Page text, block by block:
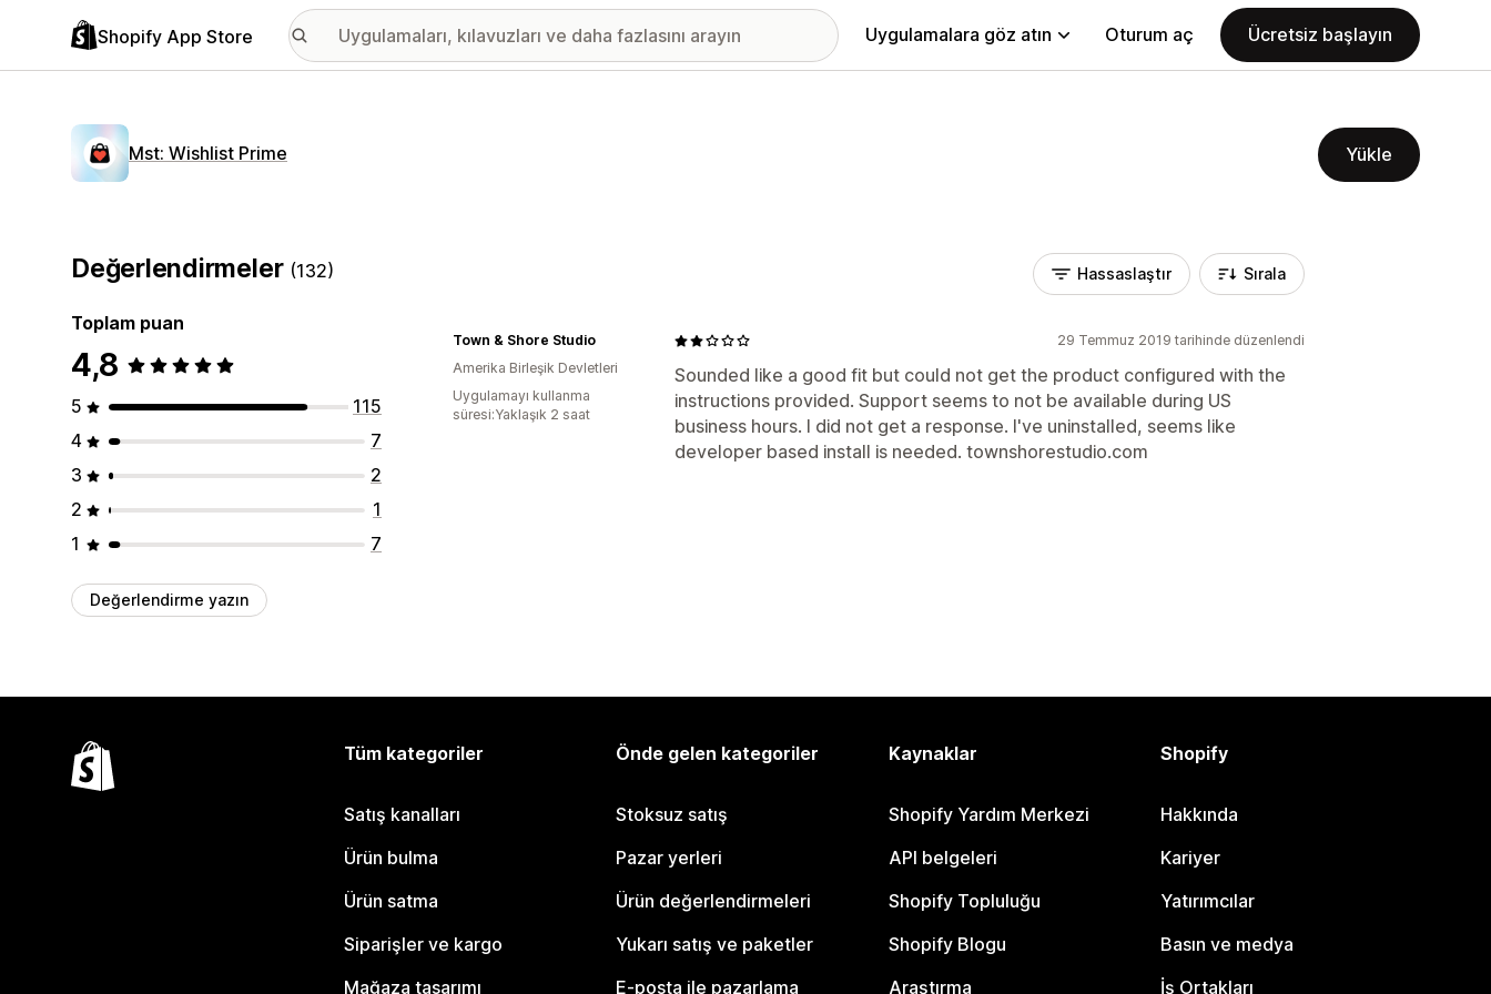
Shopify App Store Uygulamalara göz atın Oturum aç Ücretsiz başlayın
Mst: Wishlist Prime Yükle
Değerlendirmeler (132)
Toplam puan
4,8
5
115
4
7
3
2
2
1
1
7
Değerlendirme yazın
Hassaslaştır Sırala
29 Temmuz 2019 tarihinde düzenlendi
Sounded like a good fit but could not get the product configured with the
instructions provided. Support seems to not be available during US
business hours. I did not get a response. I've uninstalled, seems like
developer based install is needed. townshorestudio.com
Town & Shore Studio
Amerika Birleşik Devletleri
Uygulamayı kullanma
süresi:Yaklaşık 2 saat
Tüm kategoriler
Satış kanalları
Ürün bulma
Ürün satma
Siparişler ve kargo
Mağaza tasarımı
Önde gelen kategoriler
Stoksuz satış
Pazar yerleri
Ürün değerlendirmeleri
Yukarı satış ve paketler
E-posta ile pazarlama
Kaynaklar
Shopify Yardım Merkezi
API belgeleri
Shopify Topluluğu
Shopify Blogu
Araştırma
Shopify
Hakkında
Kariyer
Yatırımcılar
Basın ve medya
İş Ortakları